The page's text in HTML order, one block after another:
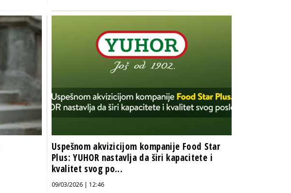
Uspešnom akvizicijom kompanije Food Star
Plus: YUHOR nastavlja da širi kapacitete i
kvalitet svog po...
09/03/2026 | 12:46